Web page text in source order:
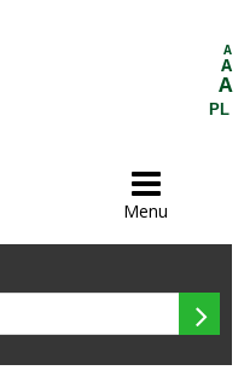
A
A
A
PL

Menu
